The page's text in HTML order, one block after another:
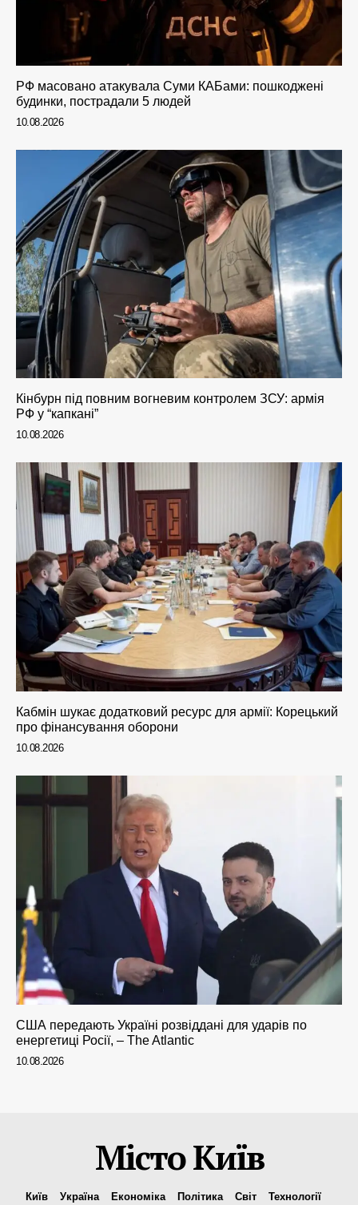
РФ масовано атакувала Суми КАБами: пошкоджені
будинки, пострадали 5 людей
10.08.2026
Кінбурн під повним вогневим контролем ЗСУ: армія
РФ у “капкані”
10.08.2026
Кабмін шукає додатковий ресурс для армії: Корецький
про фінансування оборони
10.08.2026
США передають Україні розвіддані для ударів по
енергетиці Росії, – The Atlantic
10.08.2026
Місто Київ
Київ Україна Економіка Політика Світ
Технології